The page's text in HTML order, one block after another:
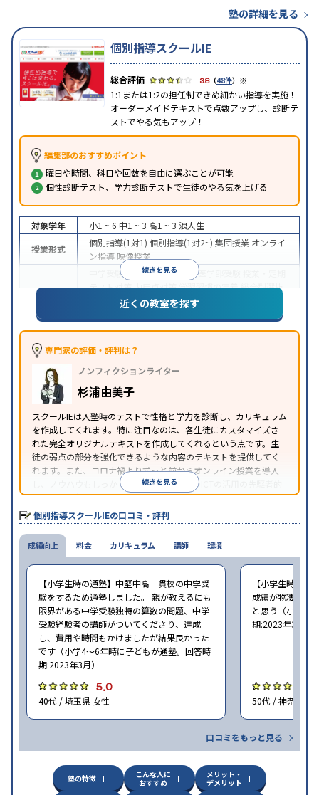
塾の詳細を見る
個別指導スクールIE
3.8（48件） ※
1:1または1:2の担任制できめ細かい指導を実施！
オーダーメイドテキストで点数アップし、診断テ
ストでやる気もアップ！
編集部のおすすめポイント
曜日や時間、科目や回数を自由に選ぶことが可能
個性診断テスト、学力診断テストで生徒のやる気を上げる
続きを見る
対象学年 小1 ~ 6 中1 ~ 3 高1 ~ 3 浪人生
授業形式
個別指導(1対1) 個別指導(1対2~) 集団授業 オンライ
ン指導 映像授業
中学受験 高校受験大学受験 医学部受験
テスト対策内申点対策学習習慣の定着総合型選抜
(旧AO)対策 推薦入試対策学校別特化対策
中高一貫校生に対応
可能季節講習のみの受講可
※2023年3月調査。小学校高学年の個別指導塾アンケート調査方法
近くの教室を探す
専門家の評価・評判は？
ノンフィクションライター
杉浦由美子
スクールIEは入塾時のテストで性格と学力を診断し、カリキュラム
を作成してくれます。特に注目なのは、各生徒にカスタマイズさ
れた完全オリジナルテキストを作成してくれるという点です。生
徒の弱点の部分を強化できるような内容のテキストを提供してく
れます。また、コロナ禍よりずっと前からオンライン授業を導入
し、ノウハウもしっかりとしています。AIやICTの活用の先駆者的
な個別指導塾です。
続きを見る
個別指導スクールIEの口コミ・評判
成績向上
【小学生時の通塾】中堅中高一貫校の中学受
験をするため通塾しました。 親が教えるにも
限界がある中学受験独特の算数の問題、中学
受験経験者の講師がついてくださり、達成
し、費用や時間もかけましたが結果良かった
です（小学4〜6年時に子どもが通塾。回答時
期:2023年3月）
5.0
40代 / 埼玉県 女性
【小学生時の通
成績が物凄く悪
と思う（小学6
期:2023年3月）
50代 / 神奈川県
口コミをもっと見る
料金 カリキュラム 講師 環境
塾の特徴
こんな人に
おすすめ
メリット・
デメリット